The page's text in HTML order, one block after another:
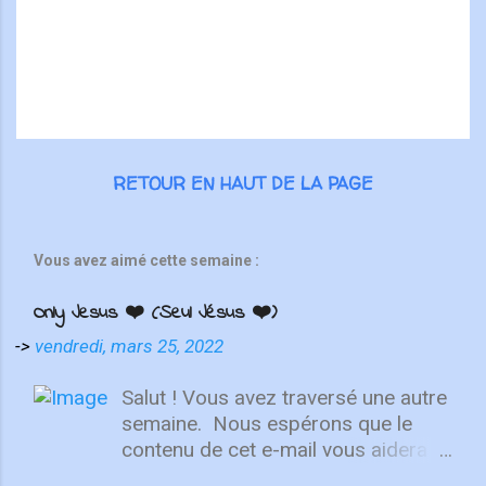
RETOUR EN HAUT DE LA PAGE
Vous avez aimé cette semaine :
Only Jesus ❤️ (Seul Jésus ❤️)
-> vendredi, mars 25, 2022
Salut ! Vous avez traversé une autre
semaine. ⁣ Nous espérons que le
contenu de cet e-mail vous aidera à